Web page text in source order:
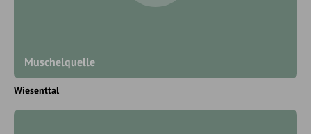
Muschelquelle
Wiesenttal